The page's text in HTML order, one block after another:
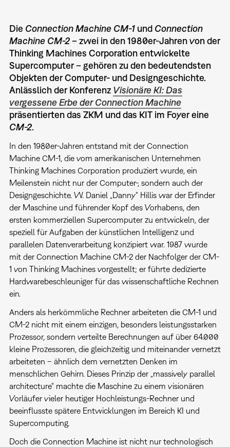
Die Connection Machine CM-1und Connection
Machine CM-2– zwei in den 1980er-Jahren von der
Thinking Machines Corporation entwickelte
Supercomputer – gehören zu den bedeutendsten
Objekten der Computer- und Designgeschichte.
Anlässlich der Konferenz Visionäre KI: Das
vergessene Erbe der Connection Machine
präsentierten das ZKM und das KIT im Foyer eine
CM-2.
In den 1980er-Jahren entstand mit der Connection
Machine CM-1, die vom amerikanischen Unternehmen
Thinking Machines Corporation produziert wurde, ein
Meilenstein nicht nur der Computer-, sondern auch der
Designgeschichte. W. Daniel „Danny“ Hillis war der Erfinder
der Maschine und führender Kopf des Vorhabens, den
ersten kommerziellen Supercomputer zu entwickeln, der
speziell für Aufgaben der künstlichen Intelligenz und
parallelen Datenverarbeitung konzipiert war. 1987 wurde
mit der Connection Machine CM-2 der Nachfolger der CM-
1 von Thinking Machines vorgestellt; er führte dedizierte
Hardwarebeschleuniger für das wissenschaftliche Rechnen
ein.
Anders als herkömmliche Rechner arbeiteten die CM-1 und
CM-2 nicht mit einem einzigen, besonders leistungsstarken
Prozessor, sondern verteilte Berechnungen auf über 64.000
kleine Prozessoren, die gleichzeitig und miteinander vernetzt
arbeiteten – ähnlich dem vernetzten Denken im
menschlichen Gehirn. Dieses Prinzip der „massively parallel
architecture“ machte die Maschine zu einem visionären
Vorläufer vieler heutiger Hochleistungs-Rechner und
beeinflusste spätere Entwicklungen im Bereich KI und
Supercomputing.
Doch die Connection Machine ist nicht nur technologisch